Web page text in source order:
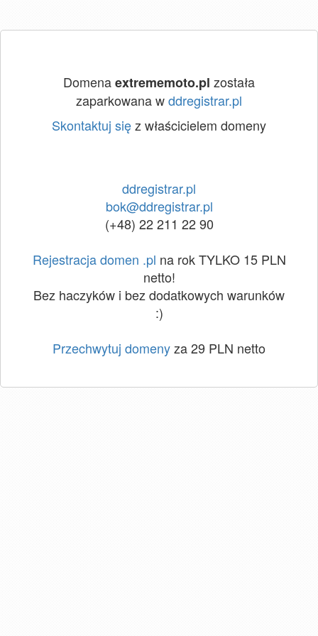
Domenaextrememoto.pl została
zaparkowana wddregistrar.pl
Skontaktuj sięz właścicielem domeny
ddregistrar.pl
bok@ddregistrar.pl
(+48) 22 211 22 90
Rejestracja domen .pl na rok TYLKO 15 PLN
netto!
Bez haczyków i bez dodatkowych warunków
:)
Przechwytuj domenyza 29 PLN netto